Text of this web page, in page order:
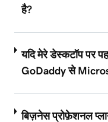
है?
यदि मेरे डेस्कटॉप पर
GoDaddy से
बिज़नेस प्रोफ़ेशनल